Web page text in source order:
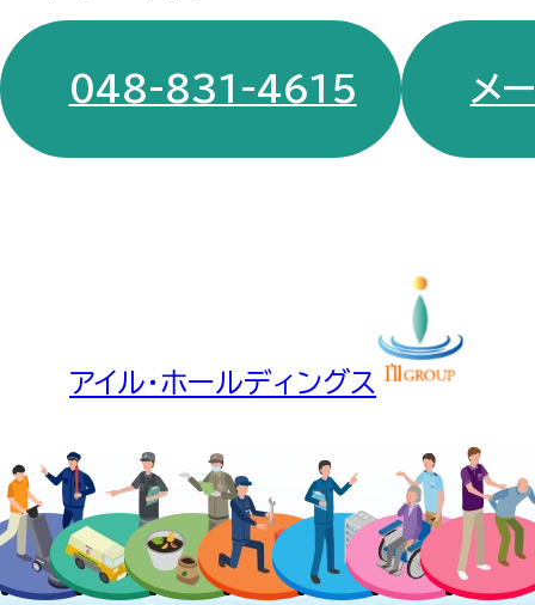
048-831-4615 メ
アイル・ホールディングス